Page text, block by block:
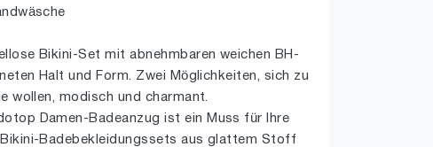
Bikini-Set mit abnehmbaren weichen BH-
Halt und Form. Zwei Möglichkeiten, sich zu
wollen, modisch und charmant.
Damen-Badeanzug ist ein Muss für Ihre
Badebekleidungssets aus glattem Stoff